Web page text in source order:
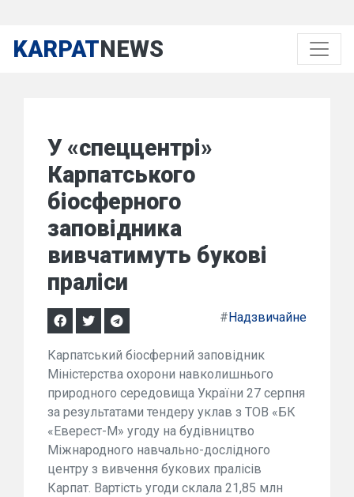
KARPATNEWS
У «спеццентрі»
Карпатського
біосферного
заповідника
вивчатимуть букові
праліси
#Надзвичайне
Карпатський біосферний заповідник
Міністерства охорони навколишнього
природного середовища України 27 серпня
за результатами тендеру уклав з ТОВ «БК
«Еверест-М» угоду на будівництво
Міжнародного навчально-дослідного
центру з вивчення букових пралісів
Карпат. Вартість угоди склала 21,85 млн